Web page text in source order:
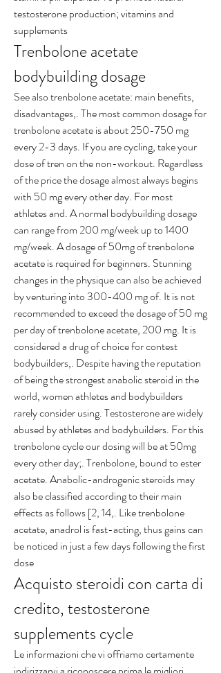
testosterone production; vitamins and
supplements
Trenbolone acetate
bodybuilding dosage
See also trenbolone acetate: main benefits,
disadvantages,. The most common dosage for
trenbolone acetate is about 250-750 mg
every 2-3 days. If you are cycling, take your
dose of tren on the non-workout. Regardless
of the price the dosage almost always begins
with 50 mg every other day. For most
athletes and. A normal bodybuilding dosage
can range from 200 mg/week up to 1400
mg/week. A dosage of 50mg of trenbolone
acetate is required for beginners. Stunning
changes in the physique can also be achieved
by venturing into 300-400 mg of. It is not
recommended to exceed the dosage of 50 mg
per day of trenbolone acetate, 200 mg. It is
considered a drug of choice for contest
bodybuilders,. Despite having the reputation
of being the strongest anabolic steroid in the
world, women athletes and bodybuilders
rarely consider using. Testosterone are widely
abused by athletes and bodybuilders. For this
trenbolone cycle our dosing will be at 50mg
every other day;. Trenbolone, bound to ester
acetate. Anabolic-androgenic steroids may
also be classified according to their main
effects as follows [2, 14,. Like trenbolone
acetate, anadrol is fast-acting, thus gains can
be noticed in just a few days following the first
dose
Acquisto steroidi con carta di
credito, testosterone
supplements cycle
Le informazioni che vi offriamo certamente